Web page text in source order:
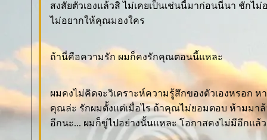
สงสัยตัวเองแล้วสิ ไม่เคยเป็นเช่นนี้มาก่อนนี่นา ชักไ
ไม่อยากให้คุณมองใคร
ถ้านี่คือความรัก ผมก็คงรักคุณตอนนี้แหละ
ผมคงไม่คิดจะวิเคราะห์ความรู้สึกของตัวเองหรอก
คุณล่ะ รักผมตั้งแต่เมื่อไร ถ้าคุณไม่ยอมตอบ ห้ามมาล้
อีกนะ... ผมก็ขู่ไปอย่างนั้นแหละ โอกาสคงไม่มีอีกแล้ว